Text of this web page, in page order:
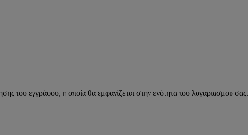
του εγγράφου, η οποία θα εμφανίζεται στην ενότητα του λογαριασμού σας.